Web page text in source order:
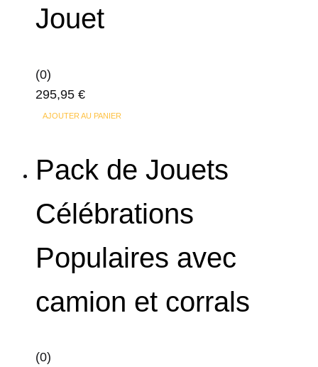
Jouet
(0)
295,95 €
AJOUTER AU PANIER
Pack de Jouets
Célébrations
Populaires avec
camion et corrals
(0)